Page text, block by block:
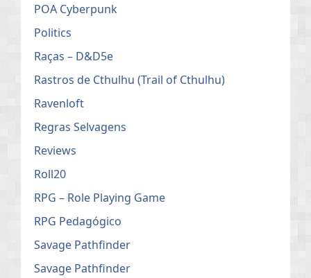
POA Cyberpunk
Politics
Raças – D&D5e
Rastros de Cthulhu (Trail of Cthulhu)
Ravenloft
Regras Selvagens
Reviews
Roll20
RPG – Role Playing Game
RPG Pedagógico
Savage Pathfinder
Savage Pathfinder